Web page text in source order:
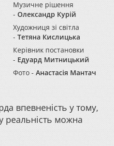
Музичне рішення
- Олександр Курій
Художниця зі світла
- Тетяна Кислицька
Керівник постановки
- Едуард Митницький
Фото - Анастасія Мантач
впевненість у тому,
реальність можна